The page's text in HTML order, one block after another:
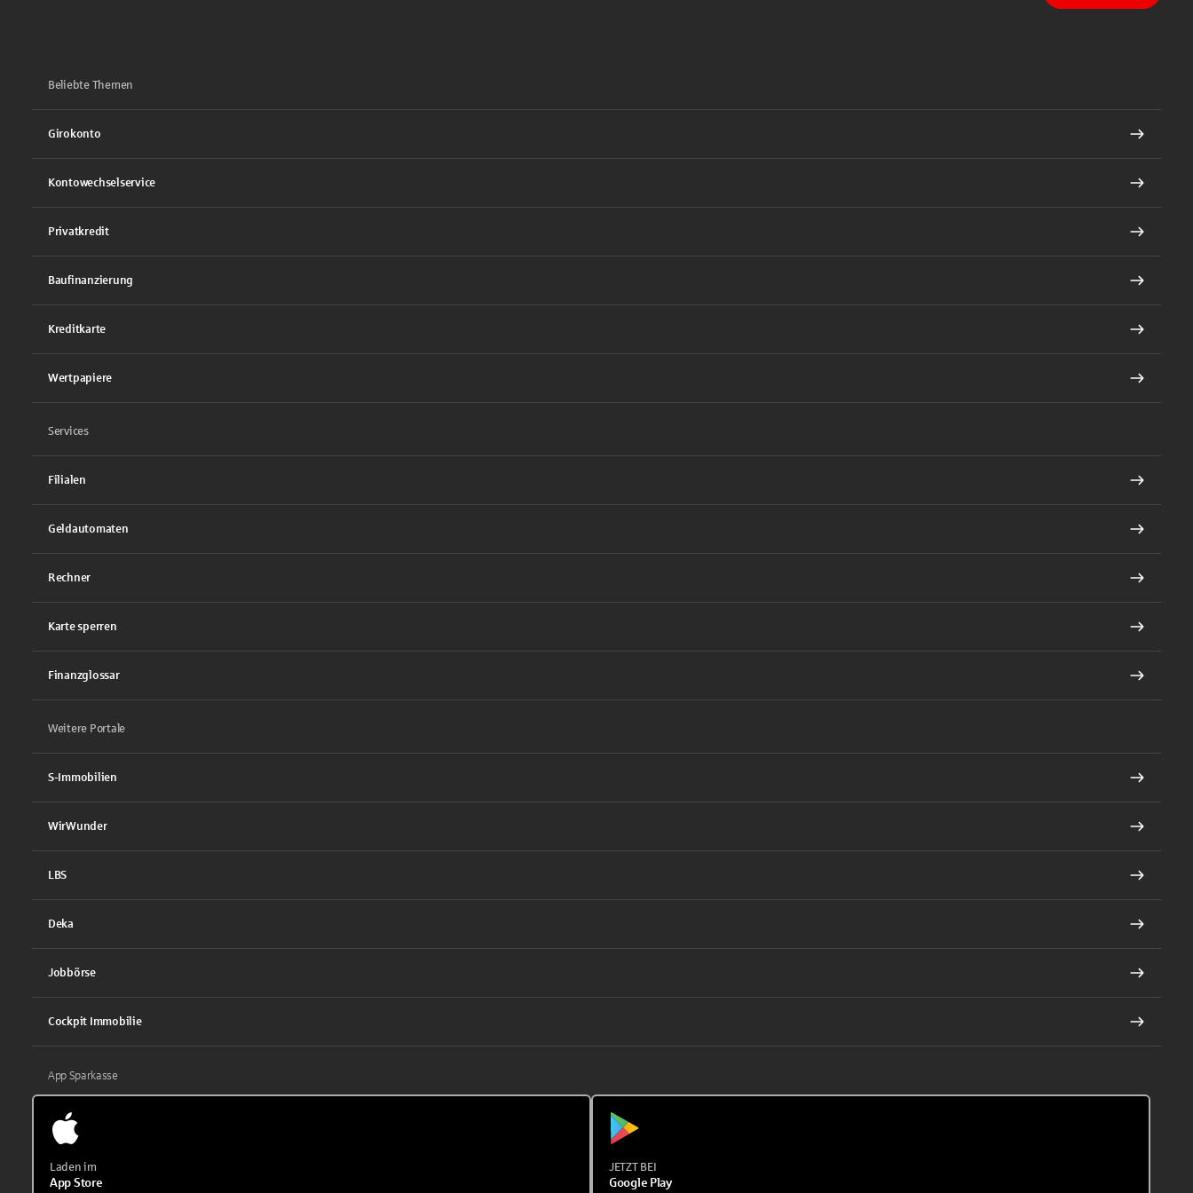
Beliebte Themen
Girokonto
Kontowechselservice
Privatkredit
Baufinanzierung
Kreditkarte
Wertpapiere
Services
Filialen
Geldautomaten
Rechner
Karte sperren
Finanzglossar
Weitere Portale
S-Immobilien
WirWunder
LBS
Deka
Jobbörse
Cockpit Immobilie
App Sparkasse
Laden im
App Store
JETZT BEI
Google Play